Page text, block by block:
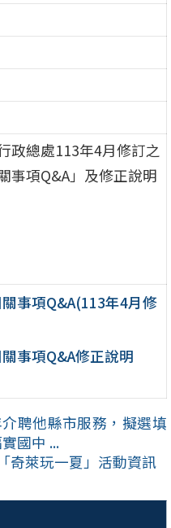
政總處113年4月修訂之
事項Q&A」及修正說明
事項Q&A(113年4月修
事項Q&A修正說明
介聘他縣市服務，擬選填
國中 ...
奇萊玩一夏」活動資訊